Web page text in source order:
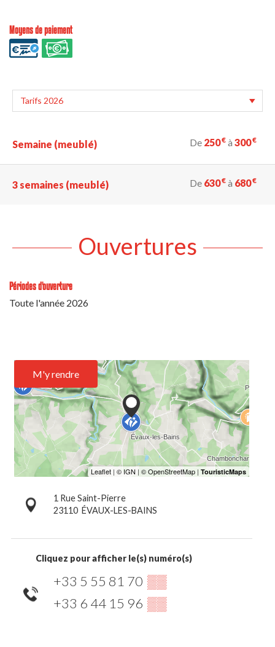
Moyens de paiement
Semaine (meublé) De 250€ à 300€
3 semaines (meublé) De 630€ à 680€
Ouvertures
Périodes d'ouverture
Toute l'année 2026
M'y rendre
1 Rue Saint-Pierre
23110 ÉVAUX-LES-BAINS
Cliquez pour afficher le(s) numéro(s)
+33 5 55 81 70 ▒▒
+33 6 44 15 96 ▒▒